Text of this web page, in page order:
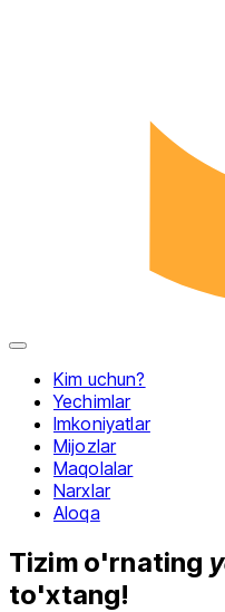
Menyuni yopish
Kim uchun?
Yechimlar
Imkoniyatlar
Mijozlar
Maqolalar
Narxlar
Aloqa
Tizim o'rnating
to'xtang!